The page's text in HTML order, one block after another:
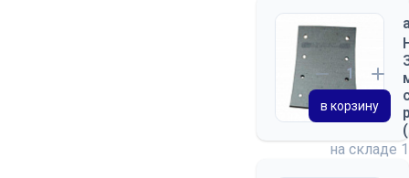
на складе
в корзину